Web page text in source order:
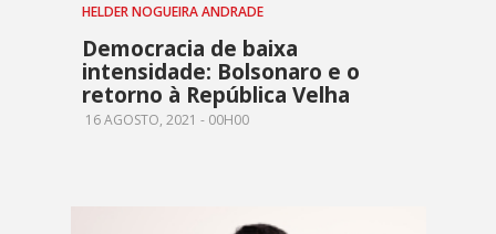
HELDER NOGUEIRA ANDRADE
Democracia de baixa
intensidade: Bolsonaro e o
retorno à República Velha
16 AGOSTO, 2021 - 00H00